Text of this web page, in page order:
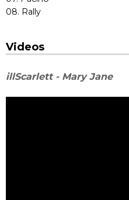
08. Rally
Videos
illScarlett - Mary Jane